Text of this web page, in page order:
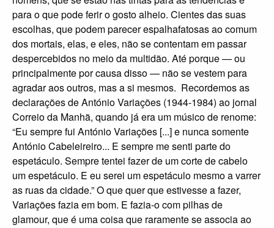
para o que pode ferir o gosto alheio. Cientes das suas
escolhas, que podem parecer espalhafatosas ao comum
dos mortais, elas, e eles, não se contentam em passar
despercebidos no meio da multidão. Até porque — ou
principalmente por causa disso — não se vestem para
agradar aos outros, mas a si mesmos. Recordemos as
declarações de António Variações (1944-1984) ao jornal
Correio da Manhã, quando já era um músico de renome:
“Eu sempre fui António Variações [...] e nunca somente
António Cabeleireiro... E sempre me senti parte do
espetáculo. Sempre tentei fazer de um corte de cabelo
um espetáculo. E eu serei um espetáculo mesmo a varrer
as ruas da cidade.” O que quer que estivesse a fazer,
Variações fazia em bom. E fazia-o com pilhas de
glamour, que é uma coisa que raramente se associa ao